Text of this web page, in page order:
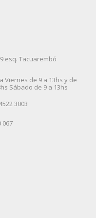
esq. Tacuarembó
Viernes de 9 a 13hs y de
Sábado de 9 a 13hs
3003
067